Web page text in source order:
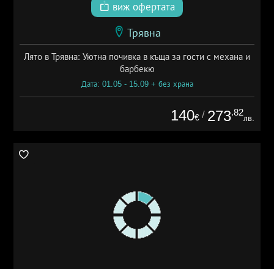
виж офертата
Трявна
Лято в Трявна: Уютна почивка в къща за гости с механа и
барбекю
Дата: 01.05 - 15.09 + без храна
140€ / 273.82
лв.